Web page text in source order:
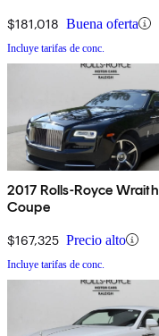
$181,018 Buena oferta
Incluye tarifas de conc.
2017 Rolls-Royce Wraith
Coupe
$167,325 Precio alto
Incluye tarifas de conc.